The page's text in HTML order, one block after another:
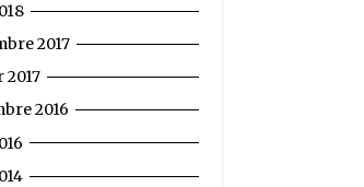
2017
2016